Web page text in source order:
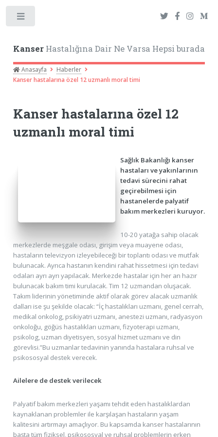
KanserHastalığına Dair Ne Varsa Hepsi burada
Anasayfa
Haberler
Kanser hastalarına özel 12 uzmanlı moral timi
Kanser hastalarına özel 12
uzmanlı moral timi
Sağlık Bakanlığı kanser
hastaları ve yakınlarının
tedavi sürecini rahat
geçirebilmesi için
hastanelerde palyatif
bakım merkezleri kuruyor.
10-20 yatağa sahip olacak
merkezlerde meşgale odası, girişim veya muayene odası,
hastaların televizyon izleyebileceği bir toplantı odası ve mutfak
bulunacak. Ayrıca hastanın kendini rahat hissetmesi için tedavi
odaları ayrı ayrı yapılacak. Merkezde hastalar için her an hazır
bulunacak bakım timi kurulacak. Tim 12 uzmandan oluşacak.
Takım liderinin yönetiminde aktif olarak görev alacak uzmanlık
dalları ise şu şekilde olacak: “İç hastalıkları uzmanı, genel cerrah,
medikal onkolog, psikiyatri uzmanı, anestezi uzmanı, radyasyon
onkoloğu, göğüs hastalıkları uzmanı, fizyoterapi uzmanı,
psikolog, uzman diyetisyen, sosyal hizmet uzmanı ve din
görevlisi.”Bu uzmanlar tedavinin yanında hastalara ruhsal ve
psikososyal destek verecek.
Ailelere de destek verilecek
Palyatif bakım merkezleri yaşamı tehdit eden hastalıklardan
kaynaklanan problemler ile karşılaşan hastaların yaşam
kalitesini artırmayı amaçlıyor. Bu kapsamda kanser hastalarının
başta tüm fiziksel, psikososyal ve ruhsal problemlerin erken